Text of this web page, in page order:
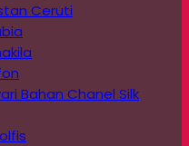
Ceruti
Bahan Chanel Silk